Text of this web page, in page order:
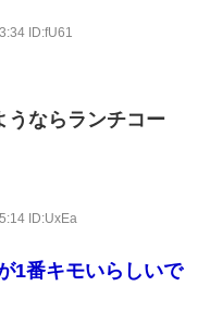
ID:fU61
うならランチコー
ID:UxEa
1番キモいらしいで